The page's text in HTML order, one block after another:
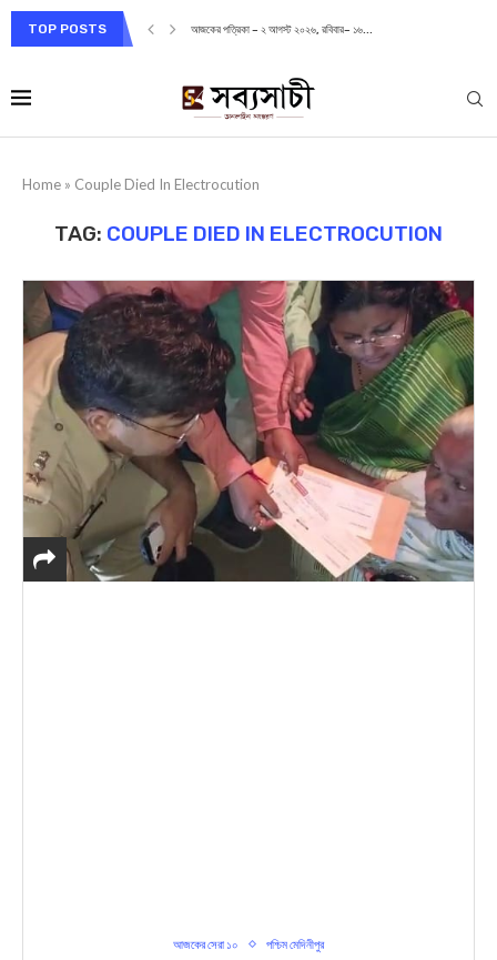
TOP POSTS আজকের পত্রিকা – ২ আগস্ট ২০২৬, রবিবার– ১৬...
Home » Couple Died In Electrocution
TAG: COUPLE DIED IN ELECTROCUTION
আজকের সেরা ১০ পশ্চিম মেদিনীপুর